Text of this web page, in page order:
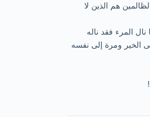
هم الذين لا
المرء فقد ناله
الخير ومرة إلى نفسه